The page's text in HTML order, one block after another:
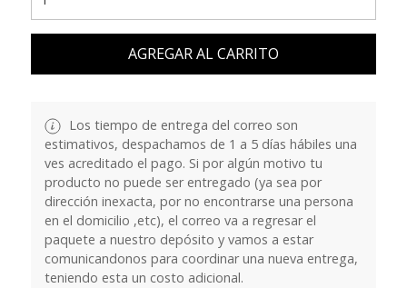
AGREGAR AL CARRITO
Los tiempo de entrega del correo son
estimativos, despachamos de 1 a 5 días hábiles una
ves acreditado el pago. Si por algún motivo tu
producto no puede ser entregado (ya sea por
dirección inexacta, por no encontrarse una persona
en el domicilio ,etc), el correo va a regresar el
paquete a nuestro depósito y vamos a estar
comunicandonos para coordinar una nueva entrega,
teniendo esta un costo adicional.